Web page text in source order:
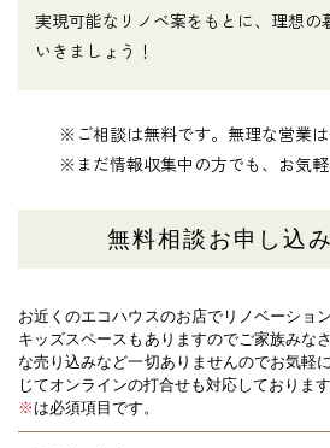
実現可能なリノベ案をもとに、理想の
いきましょう！
※ご相談は無料です。無理な営業は
※まだ情報収集中の方でも、お気軽
無料相談お申し込
お近くのエコハウスのお店でリノベーショ
キッズスペースもありますのでご家族みな
な売り込みなど一切ありませんのでお気軽
じてオンラインの打合せも対応しております
※ は必須項目です。